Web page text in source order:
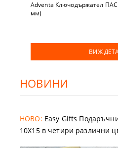
Adventa Ключодържател
мм)
ВИЖ
НОВИНИ
НОВО: Easy Gifts
10X15 в четири различни